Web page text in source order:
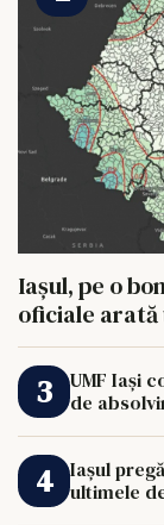
Iașul, pe o
oficiale arată
UMF Iași
de
Iașul
ultimele